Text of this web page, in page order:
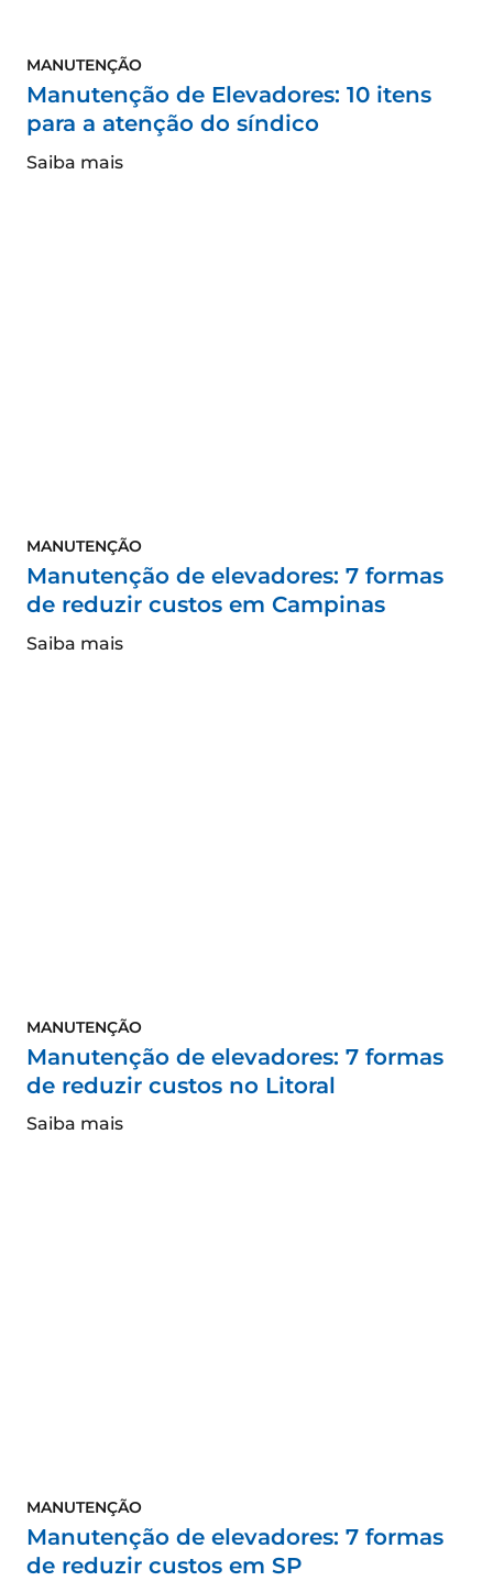
MANUTENÇÃO
Manutenção de Elevadores: 10 itens
para a atenção do síndico
Saiba mais
MANUTENÇÃO
Manutenção de elevadores: 7 formas
de reduzir custos em Campinas
Saiba mais
MANUTENÇÃO
Manutenção de elevadores: 7 formas
de reduzir custos no Litoral
Saiba mais
MANUTENÇÃO
Manutenção de elevadores: 7 formas
de reduzir custos em SP